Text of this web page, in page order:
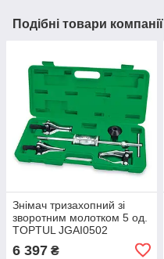
Подібні товари компанії
Знімач тризахопний зі
зворотним молотком 5 од.
TOPTUL JGAI0502
6 397 ₴